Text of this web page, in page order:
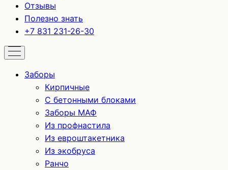
Отзывы
Полезно знать
+7 831 231-26-30
Заборы
Кирпичные
С бетонными блоками
Заборы МАФ
Из профнастила
Из евроштакетника
Из экобруса
Ранчо